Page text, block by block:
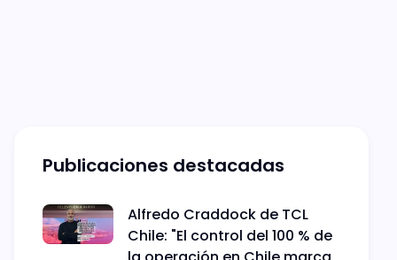
Publicaciones destacadas
Alfredo Craddock de TCL
Chile: "El control del 100 % de